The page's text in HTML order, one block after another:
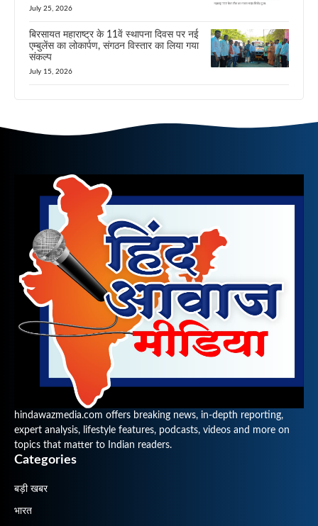
July 25, 2026
बिरसायत महाराष्ट्र के 11वें स्थापना दिवस पर नई
एम्बुलेंस का लोकार्पण, संगठन विस्तार का लिया गया
संकल्प
July 15, 2026
hindawazmedia.com offers breaking news, in-depth reporting,
expert analysis, lifestyle features, podcasts, videos and more on
topics that matter to Indian readers.
Categories
बड़ी खबर
भारत